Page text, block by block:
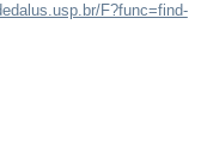
F?func=find-